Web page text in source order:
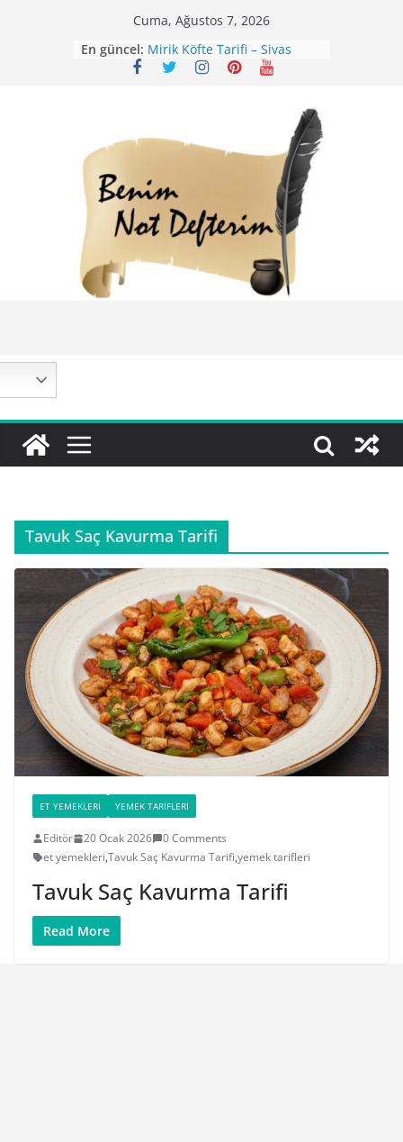
Cuma, Ağustos 7, 2026
En güncel: Nohutlu Pirinç Pilavı Tarifi
Mirik Köfte Tarifi – Sivas
Bolama ( Lok Lok Pilavı ) Tarifi
Tavuk Saç Kavurma Tarifi
ET YEMEKLERI YEMEK TARIFLERI
Editör 20 Ocak 2026
0 Comments
et yemekleri,Tavuk Saç Kavurma Tarifi,yemek tarifleri
Tavuk Saç Kavurma Tarifi
Read More